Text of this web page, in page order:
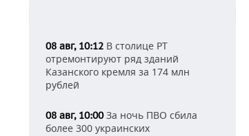
08 авг, 10:12 В столице РТ
отремонтируют ряд зданий
Казанского кремля за 174 млн
рублей
08 авг, 10:00За ночь ПВО сбила
более 300 украинских